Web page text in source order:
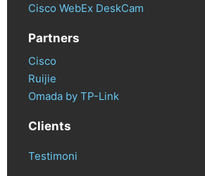
Cisco WebEx DeskCam
Partners
Cisco
Ruijie
Omada by TP-Link
Clients
Testimoni